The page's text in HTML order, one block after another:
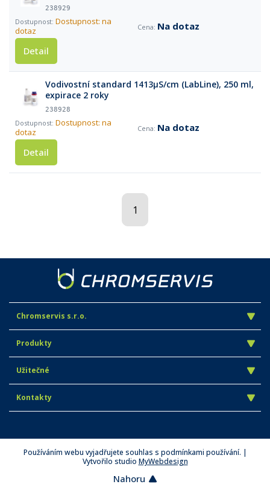
238929
Dostupnost: na
dotaz
Na dotaz
Detail
Vodivostní standard 1413µS/cm (LabLine), 250 ml,
expirace 2 roky
238928
Dostupnost: na
dotaz
Na dotaz
Detail
1
Chromservis s.r.o.
Produkty
Užitečné
Kontakty
Používáním webu vyjadřujete souhlas s podmínkami používání. |
Vytvořilo studio MyWebdesign
Nahoru